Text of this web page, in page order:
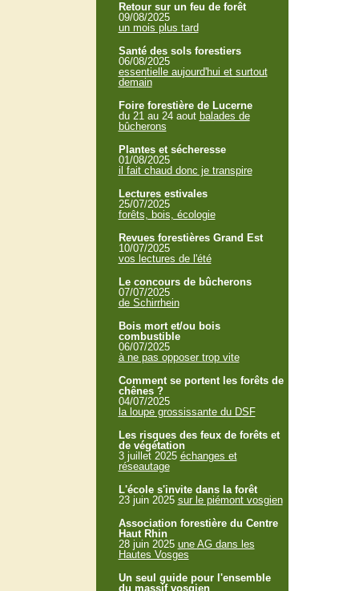
Retour sur un feu de forêt
09/08/2025
un mois plus tard
Santé des sols forestiers
06/08/2025
essentielle aujourd'hui et surtout
demain
Foire forestière de Lucerne
du 21 au 24 aout balades de
bûcherons
Plantes et sécheresse
01/08/2025
il fait chaud donc je transpire
Lectures estivales
25/07/2025
forêts, bois, écologie
Revues forestières Grand Est
10/07/2025
vos lectures de l'été
Le concours de bûcherons
07/07/2025
de Schirrhein
Bois mort et/ou bois
combustible
06/07/2025
à ne pas opposer trop vite
Comment se portent les forêts de
chênes ?
04/07/2025
la loupe grossissante du DSF
Les risques des feux de forêts et
de végétation
3 juillet 2025 échanges et
réseautage
L'école s'invite dans la forêt
23 juin 2025 sur le piémont vosgien
Association forestière du Centre
Haut Rhin
28 juin 2025 une AG dans les
Hautes Vosges
Un seul guide pour l'ensemble
du massif vosgien